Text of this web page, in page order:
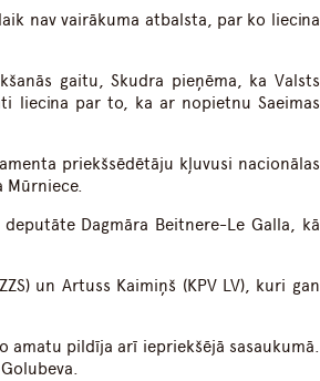
nav vairākuma atbalsta, par ko liecina
gaitu, Skudra pieņēma, ka Valsts
liecina par to, ka ar nopietnu Saeimas
priekšsēdētāju kļuvusi nacionālas
Mūrniece.
Dagmāra Beitnere-Le Galla, kā
un Artuss Kaimiņš (KPV LV), kuri gan
amatu pildīja arī iepriekšējā sasaukumā.